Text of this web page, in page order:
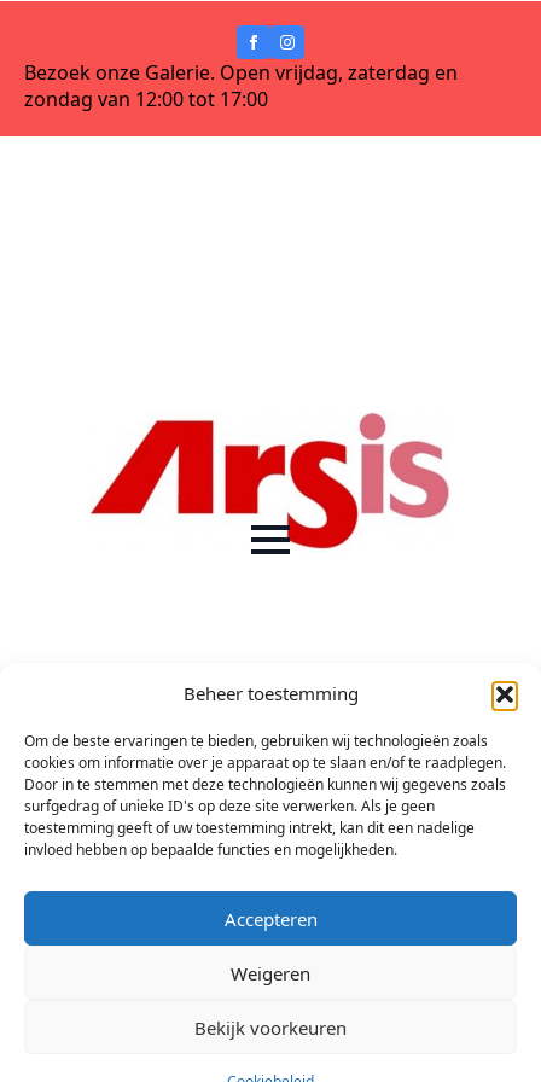
Beheer toestemming
Om de beste ervaringen te bieden, gebruiken wij technologieën zoals
cookies om informatie over je apparaat op te slaan en/of te raadplegen.
Door in te stemmen met deze technologieën kunnen wij gegevens zoals
surfgedrag of unieke ID's op deze site verwerken. Als je geen
toestemming geeft of uw toestemming intrekt, kan dit een nadelige
invloed hebben op bepaalde functies en mogelijkheden.
Accepteren
Weigeren
Bekijk voorkeuren
Bezoek onze Galerie. Open vrijdag, zaterdag en
zondag van 12:00 tot 17:00